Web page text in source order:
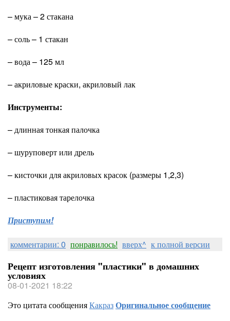
– мука – 2 стакана
– соль – 1 стакан
– вода – 125 мл
– акриловые краски, акриловый лак
Инструменты:
– длинная тонкая палочка
– шуруповерт или дрель
– кисточки для акриловых красок (размеры 1,2,3)
– пластиковая тарелочка
Приступим!
комментарии: 0 понравилось! вверх^ к полной версии
Рецепт изготовления "пластики" в домашних
условиях
08-01-2021 18:22
Это цитата сообщенияКакразОригинальное сообщение